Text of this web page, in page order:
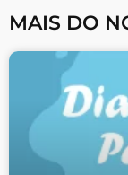
MAIS DO